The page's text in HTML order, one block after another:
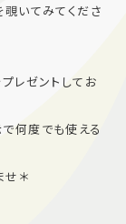
いてみてくださ
レゼントしてお
何度でも使える
＊